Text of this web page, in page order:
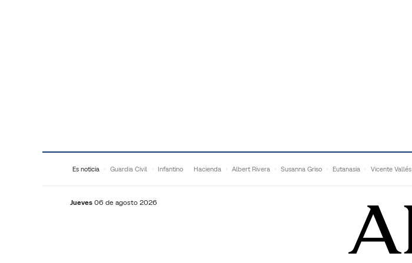
Es noticia Guardia Civil Infantino Hacienda Albert Rivera Susanna Griso Eutanasia Vicente Vallés
Jueves 06 de agosto 2026